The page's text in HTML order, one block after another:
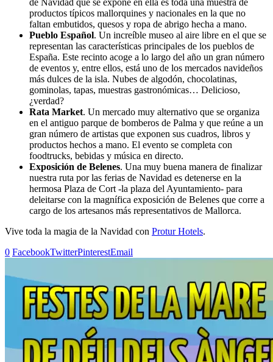
productos típicos mallorquines y nacionales en la que no
faltan embutidos, quesos y ropa de abrigo hecha a mano.
Pueblo Español. Un increíble museo al aire libre en el que se
representan las características principales de los pueblos de
España. Este recinto acoge a lo largo del año un gran número
de eventos y, entre ellos, está uno de los mercados navideños
más dulces de la isla. Nubes de algodón, chocolatinas,
gominolas, tapas, muestras gastronómicas… Delicioso,
¿verdad?
Rata Market. Un mercado muy alternativo que se organiza
en el antiguo parque de bomberos de Palma y que reúne a un
gran número de artistas que exponen sus cuadros, libros y
productos hechos a mano. El evento se completa con
foodtrucks, bebidas y música en directo.
Exposición de Belenes. Una muy buena manera de finalizar
nuestra ruta por las ferias de Navidad es detenerse en la
hermosa Plaza de Cort -la plaza del Ayuntamiento- para
deleitarse con la magnífica exposición de Belenes que corre a
cargo de los artesanos más representativos de Mallorca.
Vive toda la magia de la Navidad con Protur Hotels.
0 FacebookTwitterPinterestEmail